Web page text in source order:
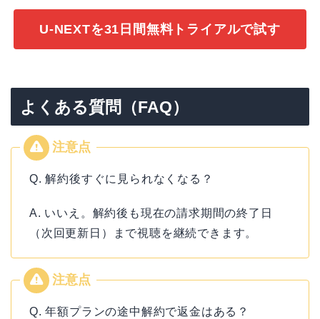
U-NEXTを31日間無料トライアルで試す
よくある質問（FAQ）
Q. 解約後すぐに見られなくなる？
A. いいえ。解約後も現在の請求期間の終了日
（次回更新日）まで視聴を継続できます。
Q. 年額プランの途中解約で返金はある？